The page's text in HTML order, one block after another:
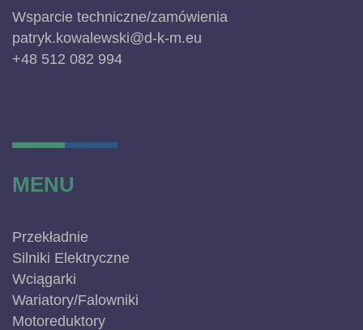
Wsparcie techniczne/zamówienia
patryk.kowalewski@d-k-m.eu
+48 512 082 994
MENU
Przekładnie
Silniki Elektryczne
Wciągarki
Wariatory/Falowniki
Motoreduktory